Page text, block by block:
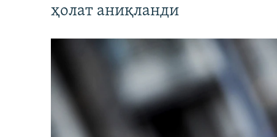
ҳолат аниқланди